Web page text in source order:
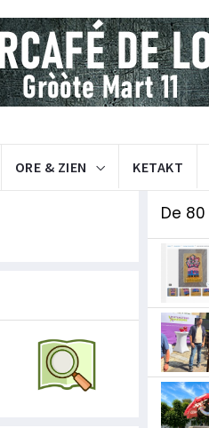
ORE & ZIEN KETAKT
De 80